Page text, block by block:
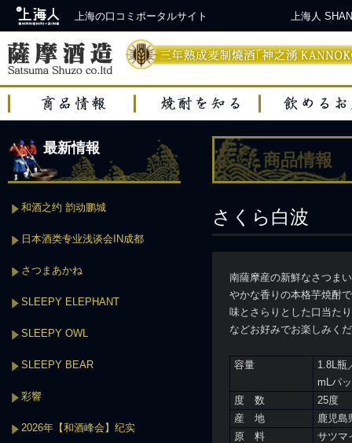
上海の口コミポータルサイト 上海人
商品情報
さくら白波
南薩摩産の新鮮なさつま
やかな香りの本格芋焼酎
味とさらりとした口当た
などお好みでお楽しみく
容量
1.8L瓶
mLパ
度 数
25度
産 地
鹿児島
原 料
サツマ
最新情報
和酒之约 韵动鹏城
日本酒类专业浅谈会IN成都
さつまあかね
SLEEPY ELEPHANT
SLEEPY OWL
SLEEPY BEAR
彩響
2026年【和酒峰会】纪实